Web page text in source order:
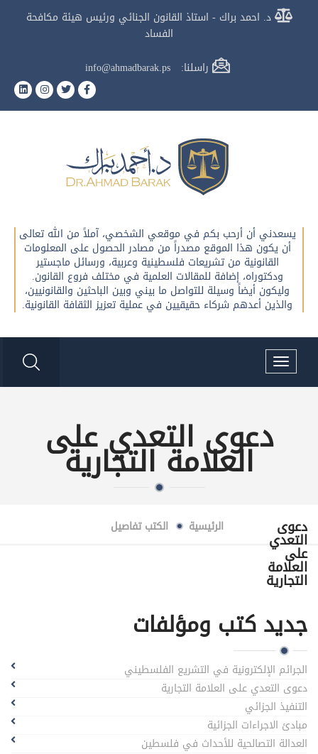
د. احمد براك - استاذ القانون الجنائي ورئيس هيئة مكافحة
الفساد
راسلنا: info@ahmadbarak.ps
يسعدني أن أرحب بكم في موقعي الشخصي، آملاً من الله تعالى
أن يكون هذا الموقع مصدراً من مصادر الحصول على المعلومات
القانونية من تشريعات فلسطينية وعربية، ورسائل ماجستير
ودكتوراه، إضافة للمقالات العلمية في مختلف فروع القانون.
وليكون أيضاً وسيلة للتواصل ما بيني وبين الباحثين والقانونيين،
والذين أعدهم شركاء حقيقيين في عملية تعزيز الثقافة القانونية.
Toggle
navigation
دعوى التعدي على
العلامة التجارية
دعوى
التعدي
على
العلامة
التجارية
الرئيسية الكتب تفاصيل
جديد كتب ومؤلفات
الجرائم الإلكترونية في التشريع الفلسطيني
دعوى التعدي على العلامة التجارية
التنفيذ الجزائي
مبادئ الاجراءات الجزائية
العدالة التصالحية للأحداث في فلسطين